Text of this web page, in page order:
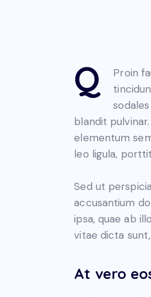
Q
Proin
blandit
elementum
leo ligula,
Sed ut
accusantium
ipsa, quae ab
vitae dicta
At vero